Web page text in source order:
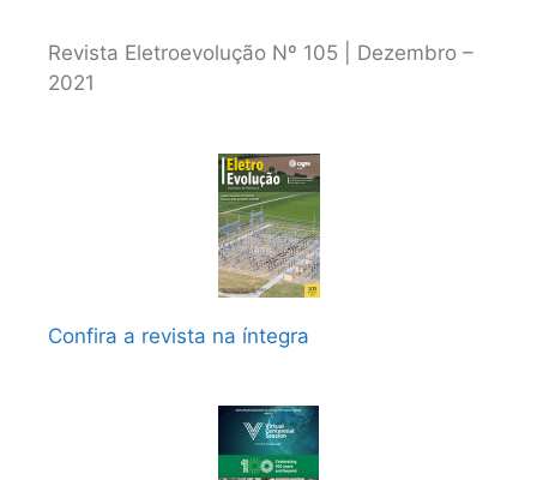
Revista Eletroevolução Nº 105 | Dezembro –
2021
Confira a revista na íntegra